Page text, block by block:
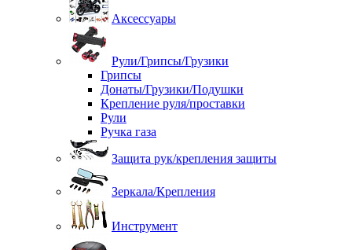
Аксессуары
Рули/Грипсы/Грузики
Грипсы
Донаты/Грузики/Подушки
Крепление руля/проставки
Рули
Ручка газа
Защита рук/крепления защиты
Зеркала/Крепления
Инструмент